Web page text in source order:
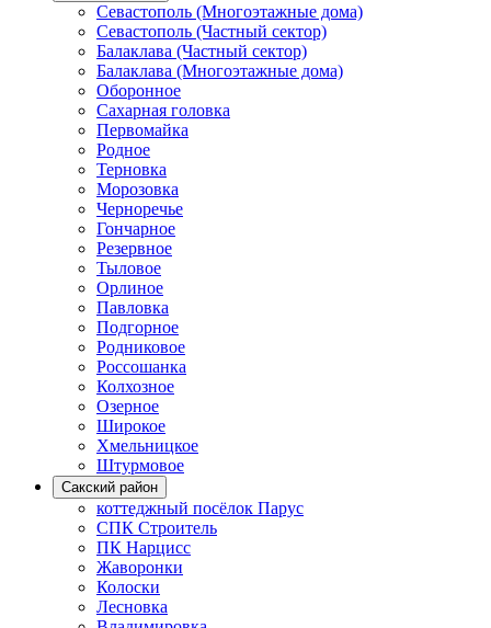
Севастополь (Многоэтажные дома)
Севастополь (Частный сектор)
Балаклава (Частный сектор)
Балаклава (Многоэтажные дома)
Оборонное
Сахарная головка
Первомайка
Родное
Терновка
Морозовка
Черноречье
Гончарное
Резервное
Тыловое
Орлиное
Павловка
Подгорное
Родниковое
Россошанка
Колхозное
Озерное
Широкое
Хмельницкое
Штурмовое
Сакский район
коттеджный посёлок Парус
СПК Строитель
ПК Нарцисс
Жаворонки
Колоски
Лесновка